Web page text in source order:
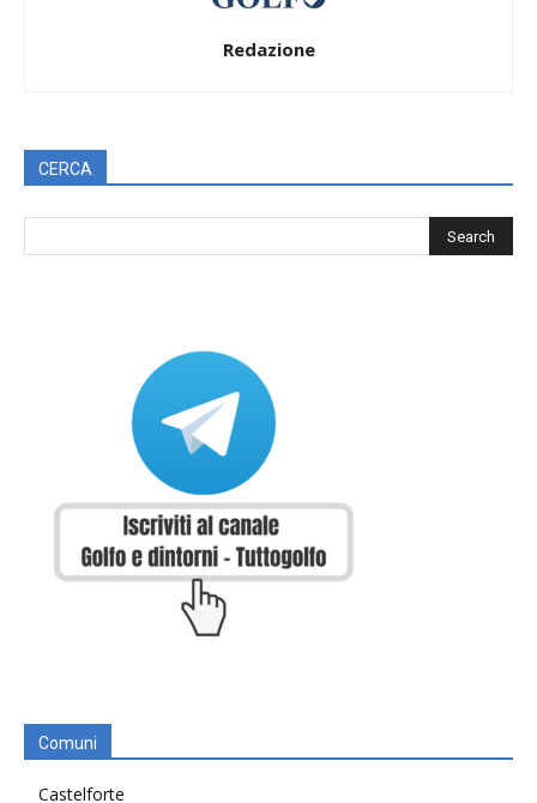
Redazione
CERCA
Comuni
Castelforte